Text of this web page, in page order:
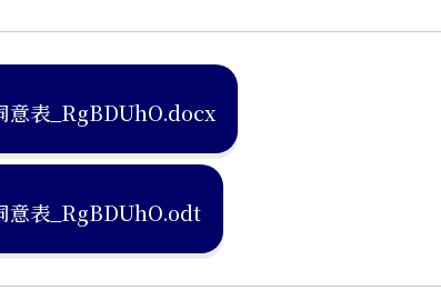
意表_RgBDUhO.docx
意表_RgBDUhO.odt